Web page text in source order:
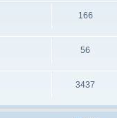
166
56
3437